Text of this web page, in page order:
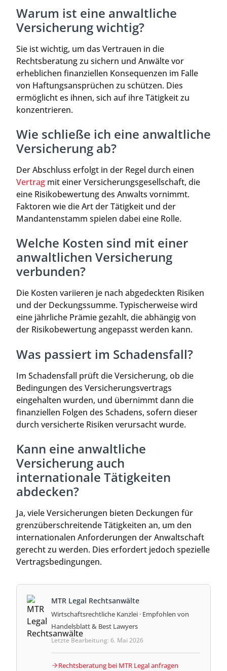
Warum ist eine anwaltliche
Versicherung wichtig?
Sie ist wichtig, um das Vertrauen in die
Rechtsberatung zu sichern und Anwälte vor
erheblichen finanziellen Konsequenzen im Falle
von Haftungsansprüchen zu schützen. Dies
ermöglicht es ihnen, sich auf ihre Tätigkeit zu
konzentrieren.
Wie schließe ich eine anwaltliche
Versicherung ab?
Der Abschluss erfolgt in der Regel durch einen
Vertrag mit einer Versicherungsgesellschaft, die
eine Risikobewertung des Anwalts vornimmt.
Faktoren wie die Art der Tätigkeit und der
Mandantenstamm spielen dabei eine Rolle.
Welche Kosten sind mit einer
anwaltlichen Versicherung
verbunden?
Die Kosten variieren je nach abgedeckten Risiken
und der Deckungssumme. Typischerweise wird
eine jährliche Prämie gezahlt, die abhängig von
der Risikobewertung angepasst werden kann.
Was passiert im Schadensfall?
Im Schadensfall prüft die Versicherung, ob die
Bedingungen des Versicherungsvertrags
eingehalten wurden, und übernimmt dann die
finanziellen Folgen des Schadens, sofern dieser
durch versicherte Risiken verursacht wurde.
Kann eine anwaltliche
Versicherung auch
internationale Tätigkeiten
abdecken?
Ja, viele Versicherungen bieten Deckungen für
grenzüberschreitende Tätigkeiten an, um den
internationalen Anforderungen der Anwaltschaft
gerecht zu werden. Dies erfordert jedoch spezielle
Vertragsbedingungen.
MTR Legal Rechtsanwälte
Wirtschaftsrechtliche Kanzlei · Empfohlen von
Handelsblatt & Best Lawyers
Letzte Bearbeitung: 6. Mai 2026
Rechtsberatung bei MTR Legal anfragen